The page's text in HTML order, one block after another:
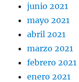
junio 2021
mayo 2021
abril 2021
marzo 2021
febrero 2021
enero 2021